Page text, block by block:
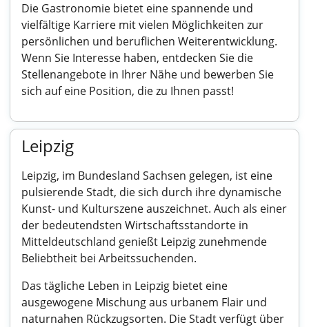
Die Gastronomie bietet eine spannende und
vielfältige Karriere mit vielen Möglichkeiten zur
persönlichen und beruflichen Weiterentwicklung.
Wenn Sie Interesse haben, entdecken Sie die
Stellenangebote in Ihrer Nähe und bewerben Sie
sich auf eine Position, die zu Ihnen passt!
Leipzig
Leipzig, im Bundesland Sachsen gelegen, ist eine
pulsierende Stadt, die sich durch ihre dynamische
Kunst- und Kulturszene auszeichnet. Auch als einer
der bedeutendsten Wirtschaftsstandorte in
Mitteldeutschland genießt Leipzig zunehmende
Beliebtheit bei Arbeitssuchenden.
Das tägliche Leben in Leipzig bietet eine
ausgewogene Mischung aus urbanem Flair und
naturnahen Rückzugsorten. Die Stadt verfügt über